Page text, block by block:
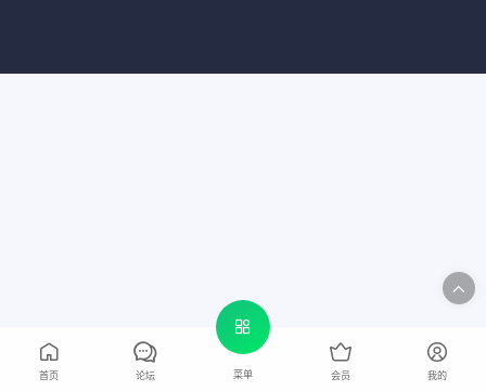
首页 论坛 菜单 会员 我的